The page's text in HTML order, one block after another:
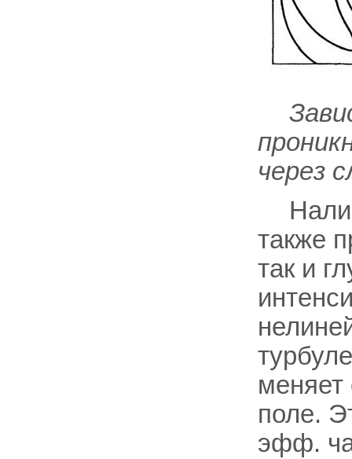
через
также
так и
меняет
поле.
эфф.